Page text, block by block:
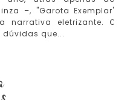
–, "Garota Exemplar"
narrativa eletrizante. O
que...